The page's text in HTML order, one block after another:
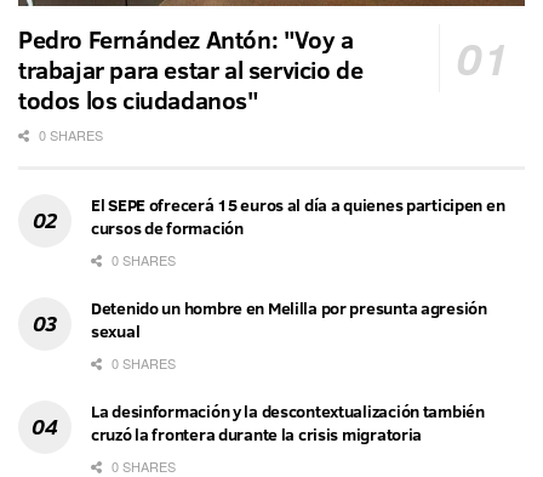
Pedro Fernández Antón: "Voy a
trabajar para estar al servicio de
todos los ciudadanos"
0 SHARES
El SEPE ofrecerá 15 euros al día a quienes participen en
cursos de formación
0 SHARES
Detenido un hombre en Melilla por presunta agresión
sexual
0 SHARES
La desinformación y la descontextualización también
cruzó la frontera durante la crisis migratoria
0 SHARES